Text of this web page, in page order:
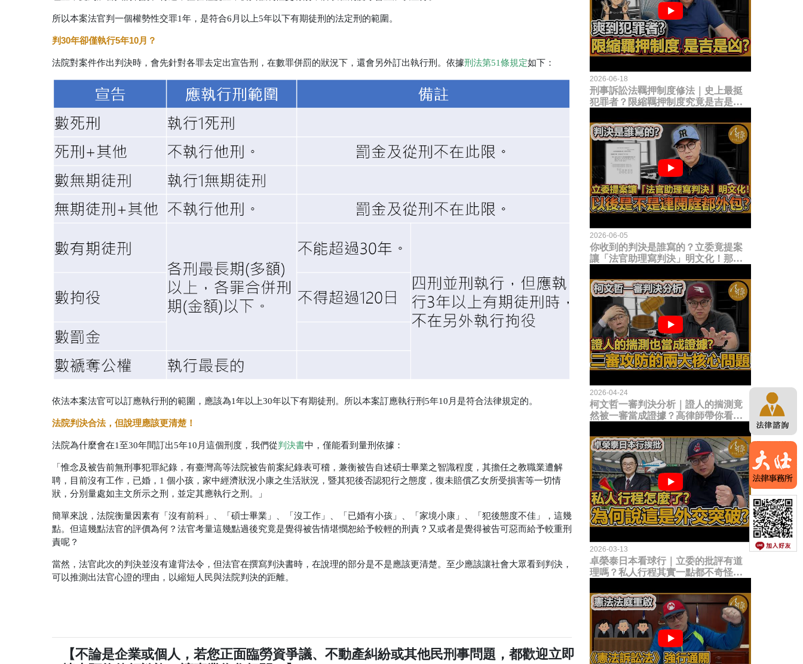
所以本案法官判一個權勢性交罪1年，是符合6月以上5年以下有期徒刑的法定刑的範圍。
判30年卻僅執行5年10月？
法院對案件作出判決時，會先針對各罪去定出宣告刑，在數罪併罰的狀況下，還會另外訂出執行刑。依據刑法第51條規定如下：
依法本案法官可以訂應執行刑的範圍，應該為1年以上30年以下有期徒刑。所以本案訂應執行刑5年10月是符合法律規定的。
法院判決合法，但說理應該更清楚！
法院為什麼會在1至30年間訂出5年10月這個刑度，我們從判決書中，僅能看到量刑依據：
「惟念及被告前無刑事犯罪紀錄，有臺灣高等法院被告前案紀錄表可稽，兼衡被告自述碩士畢業之智識程度，其擔任之教職業遭解
聘，目前沒有工作，已婚，1 個小孩，家中經濟狀況小康之生活狀況，暨其犯後否認犯行之態度，復未賠償乙女所受損害等一切情
狀，分別量處如主文所示之刑，並定其應執行之刑。」
簡單來說，法院衡量因素有「沒有前科」、「碩士畢業」、「沒工作」、「已婚有小孩」、「家境小康」、「犯後態度不佳」，這幾
點。但這幾點法官的評價為何？法官考量這幾點過後究竟是覺得被告情堪憫恕給予較輕的刑責？又或者是覺得被告可惡而給予較重刑
責呢？
當然，法官此次的判決並沒有違背法令，但法官在撰寫判決書時，在說理的部分是不是應該更清楚。至少應該讓社會大眾看到判決，
可以推測出法官心證的理由，以縮短人民與法院判決的距離。
【不論是企業或個人，若您正面臨勞資爭議、不動產糾紛或其他民刑事問題，都歡迎立即
2026-06-18
刑事訴訟法羈押制度修法｜史上最挺
犯罪者？限縮羈押制度究竟是吉是
2026-06-05
你收到的判決是誰寫的？立委竟提案
讓「法官助理寫判決」明文化！那以
2026-04-24
柯文哲一審判決分析｜證人的揣測竟
然被一審當成證據？高律師帶你看未
2026-03-13
卓榮泰日本看球行｜立委的批評有道
理嗎？私人行程其實一點都不奇怪？